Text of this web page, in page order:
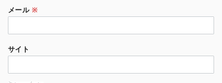
メール ※
サイト